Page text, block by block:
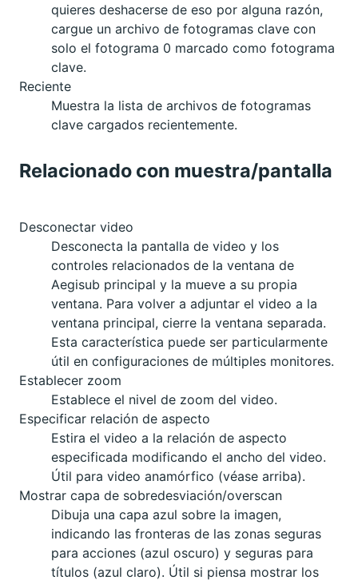
quieres deshacerse de eso por alguna razón,
cargue un archivo de fotogramas clave con
solo el fotograma 0 marcado como fotograma
clave.
Reciente
Muestra la lista de archivos de fotogramas
clave cargados recientemente.
Relacionado con muestra/pantalla
Desconectar video
Desconecta la pantalla de video y los
controles relacionados de la ventana de
Aegisub principal y la mueve a su propia
ventana. Para volver a adjuntar el video a la
ventana principal, cierre la ventana separada.
Esta característica puede ser particularmente
útil en configuraciones de múltiples monitores.
Establecer zoom
Establece el nivel de zoom del video.
Especificar relación de aspecto
Estira el video a la relación de aspecto
especificada modificando el ancho del video.
Útil para video anamórfico (véase arriba).
Mostrar capa de sobredesviación/overscan
Dibuja una capa azul sobre la imagen,
indicando las fronteras de las zonas seguras
para acciones (azul oscuro) y seguras para
títulos (azul claro). Útil si piensa mostrar los